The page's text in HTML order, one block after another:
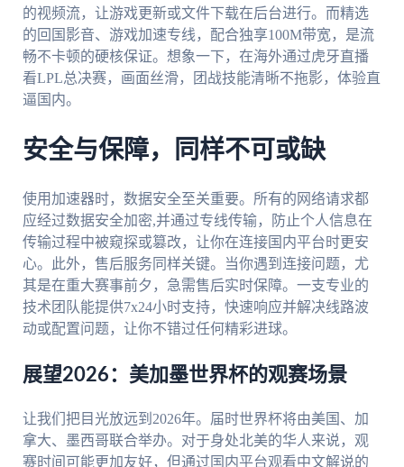
的视频流，让游戏更新或文件下载在后台进行。而精选
的回国影音、游戏加速专线，配合独享100M带宽，是流
畅不卡顿的硬核保证。想象一下，在海外通过虎牙直播
看LPL总决赛，画面丝滑，团战技能清晰不拖影，体验直
逼国内。
安全与保障，同样不可或缺
使用加速器时，数据安全至关重要。所有的网络请求都
应经过数据安全加密,并通过专线传输，防止个人信息在
传输过程中被窥探或篡改，让你在连接国内平台时更安
心。此外，售后服务同样关键。当你遇到连接问题，尤
其是在重大赛事前夕，急需售后实时保障。一支专业的
技术团队能提供7x24小时支持，快速响应并解决线路波
动或配置问题，让你不错过任何精彩进球。
展望2026：美加墨世界杯的观赛场景
让我们把目光放远到2026年。届时世界杯将由美国、加
拿大、墨西哥联合举办。对于身处北美的华人来说，观
赛时间可能更加友好，但通过国内平台观看中文解说的